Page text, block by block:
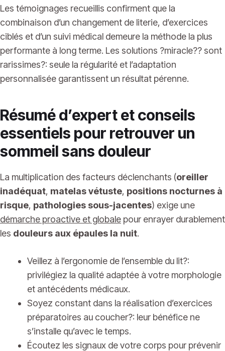
Les témoignages recueillis confirment que la
combinaison d’un changement de literie, d’exercices
ciblés et d’un suivi médical demeure la méthode la plus
performante à long terme. Les solutions ?miracle?? sont
rarissimes?: seule la régularité et l’adaptation
personnalisée garantissent un résultat pérenne.
Résumé d’expert et conseils
essentiels pour retrouver un
sommeil sans douleur
La multiplication des facteurs déclenchants (oreiller
inadéquat, matelas vétuste, positions nocturnes à
risque, pathologies sous-jacentes) exige une
démarche proactive et globale pour enrayer durablement
les douleurs aux épaules la nuit.
Veillez à l’ergonomie de l’ensemble du lit?:
privilégiez la qualité adaptée à votre morphologie
et antécédents médicaux.
Soyez constant dans la réalisation d’exercices
préparatoires au coucher?: leur bénéfice ne
s’installe qu’avec le temps.
Écoutez les signaux de votre corps pour prévenir